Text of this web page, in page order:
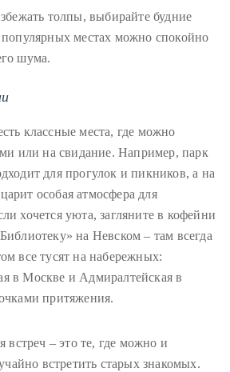
толпы, выбирайте будние
местах можно спокойно
шума.
классные места, где можно
или на свидание. Например, парк
для прогулок и пикников, а на
особая атмосфера для
хочется уюта, загляните в кофейни
на Невском – там всегда
все тусят на набережных:
в Москве и Адмиралтейская в
притяжения.
встреч – это те, где можно и
встретить старых знакомых.